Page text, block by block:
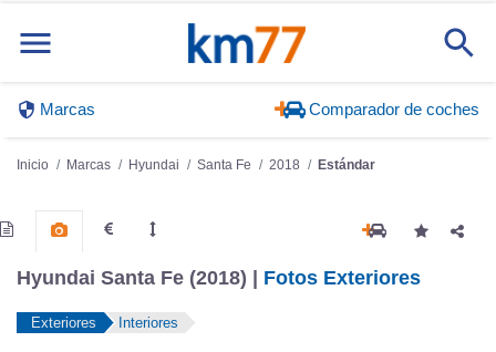
Marcas Comparador de coches
Inicio Marcas Hyundai Santa Fe 2018 Estándar
Hyundai Santa Fe (2018) | Fotos Exteriores
Exteriores Interiores